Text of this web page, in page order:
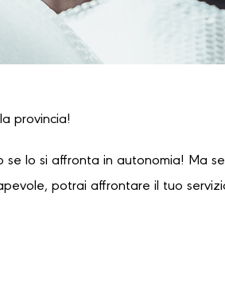
provincia!
lo si affronta in autonomia! Ma
potrai affrontare il tuo